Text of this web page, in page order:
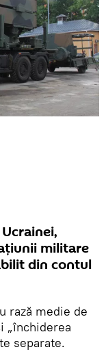
militare
din contul
rază medie de
„închiderea
separate.